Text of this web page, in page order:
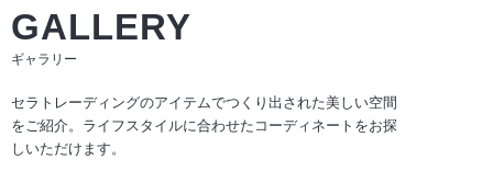
GALLERY
ギャラリー
セラトレーディングのアイテムでつくり出された美しい空間
をご紹介。ライフスタイルに合わせたコーディネートをお探
しいただけます。